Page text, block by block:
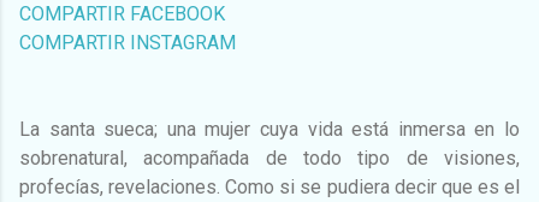
COMPARTIR FACEBOOK
COMPARTIR INSTAGRAM
La santa sueca; una mujer cuya vida está inmersa en lo
sobrenatural, acompañada de todo tipo de visiones,
profecías, revelaciones. Como si se pudiera decir que es el